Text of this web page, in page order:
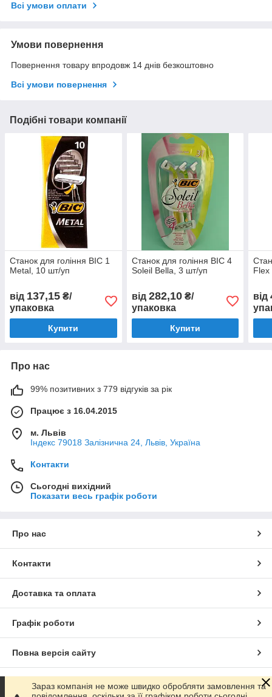
Всі умови оплати
Умови повернення
Повернення товару впродовж 14 днів безкоштовно
Всі умови повернення
Подібні товари компанії
Станок для гоління BIC 1
Metal, 10 шт/уп
від 137,15 ₴/
упаковка
Купити
Станок для гоління BIC 4
Soleil Bella, 3 шт/уп
від 282,10₴/
упаковка
Купити
Flex
від
Про нас
99% позитивних з 779 відгуків за рік
Працює з 16.04.2015
м. Львів
Індекс 79018 Залізнична 24, Львів, Україна
Контакти
Сьогодні вихідний
Показати весь графік роботи
Про нас
Контакти
Доставка та оплата
Графік роботи
Повна версія сайту
Сайт створено на маркетплейсі Prom.ua
Зараз компанія не може швидко обробляти замовлення та